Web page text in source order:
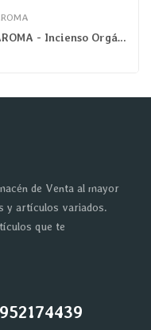
AROMA - Incienso Orgánico Nature Violeta
de Venta al mayor
y artículos variados.
que te